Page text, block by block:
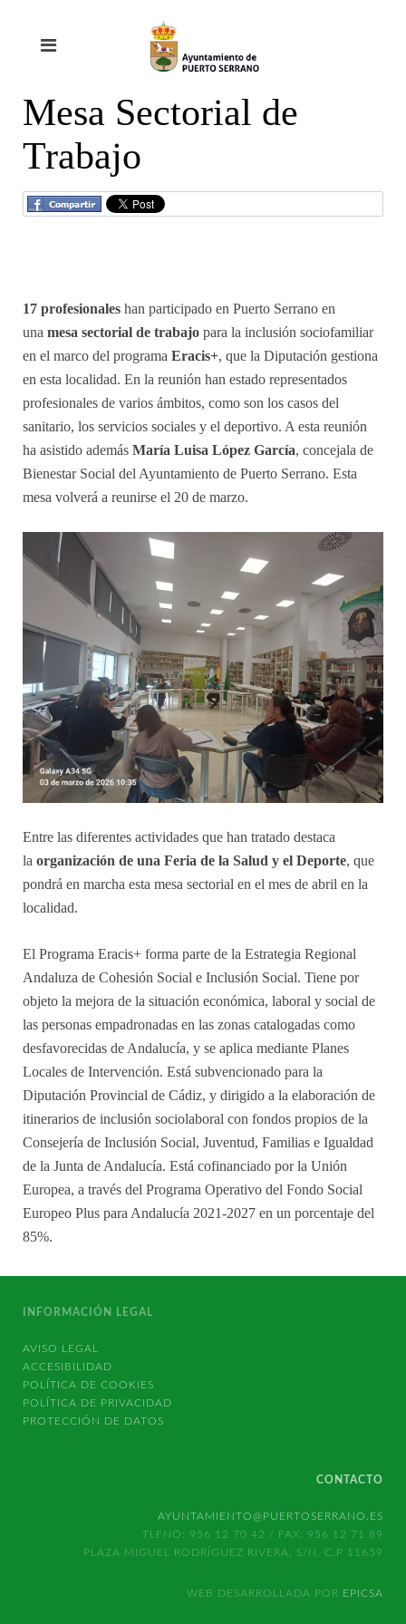
Mesa Sectorial de
Trabajo
17 profesionales han participado en Puerto Serrano en
una mesa sectorial de trabajo para la inclusión sociofamiliar
en el marco del programa Eracis+, que la Diputación gestiona
en esta localidad. En la reunión han estado representados
profesionales de varios ámbitos, como son los casos del
sanitario, los servicios sociales y el deportivo. A esta reunión
ha asistido además María Luisa López García, concejala de
Bienestar Social del Ayuntamiento de Puerto Serrano. Esta
mesa volverá a reunirse el 20 de marzo.
Entre las diferentes actividades que han tratado destaca
la organización de una Feria de la Salud y el Deporte, que
pondrá en marcha esta mesa sectorial en el mes de abril en la
localidad.
El Programa Eracis+ forma parte de la Estrategia Regional
Andaluza de Cohesión Social e Inclusión Social. Tiene por
objeto la mejora de la situación económica, laboral y social de
las personas empadronadas en las zonas catalogadas como
desfavorecidas de Andalucía, y se aplica mediante Planes
Locales de Intervención. Está subvencionado para la
Diputación Provincial de Cádiz, y dirigido a la elaboración de
itinerarios de inclusión sociolaboral con fondos propios de la
Consejería de Inclusión Social, Juventud, Familias e Igualdad
de la Junta de Andalucía. Está cofinanciado por la Unión
Europea, a través del Programa Operativo del Fondo Social
Europeo Plus para Andalucía 2021-2027 en un porcentaje del
85%.
INFORMACIÓN LEGAL
AVISO LEGAL
ACCESIBILIDAD
POLÍTICA DE COOKIES
POLÍTICA DE PRIVACIDAD
PROTECCIÓN DE DATOS
CONTACTO
AYUNTAMIENTO@PUERTOSERRANO.ES
TLFNO: 956 12 70 42 / FAX: 956 12 71 89
PLAZA MIGUEL RODRÍGUEZ RIVERA, S/N, C.P 11659
WEB DESARROLLADA POR EPICSA